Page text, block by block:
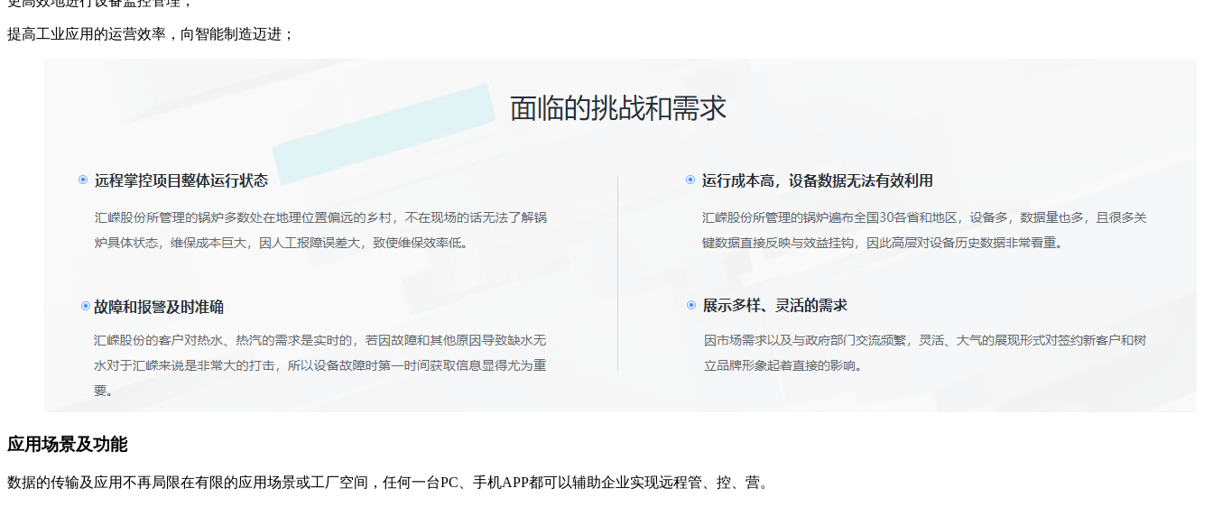
提高工业应用的运营效率，向智能制造迈进；
应用场景及功能
数据的传输及应用不再局限在有限的应用场景或工厂空间，任何一台PC、手机APP都可以辅助企业实现远程管、控、营。